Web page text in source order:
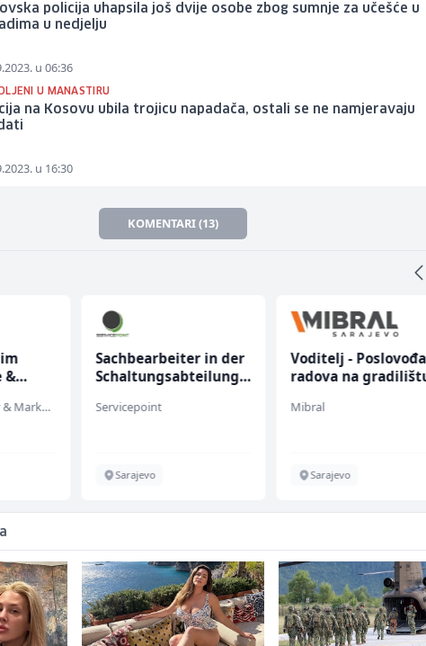
policija uhapsila još dvije osobe zbog sumnje za učešće u
u nedjelju
u 06:36
U MANASTIRU
na Kosovu ubila trojicu napadača, ostali se ne namjeravaju
u 16:30
KOMENTARI (13)
&
Embers Call Center & Marketing
Sachbearbeiter in der
Schaltungsabteilung
Servicepoint
Sarajevo
Voditelj - Poslovođa
radova na
Mibral
Sarajevo